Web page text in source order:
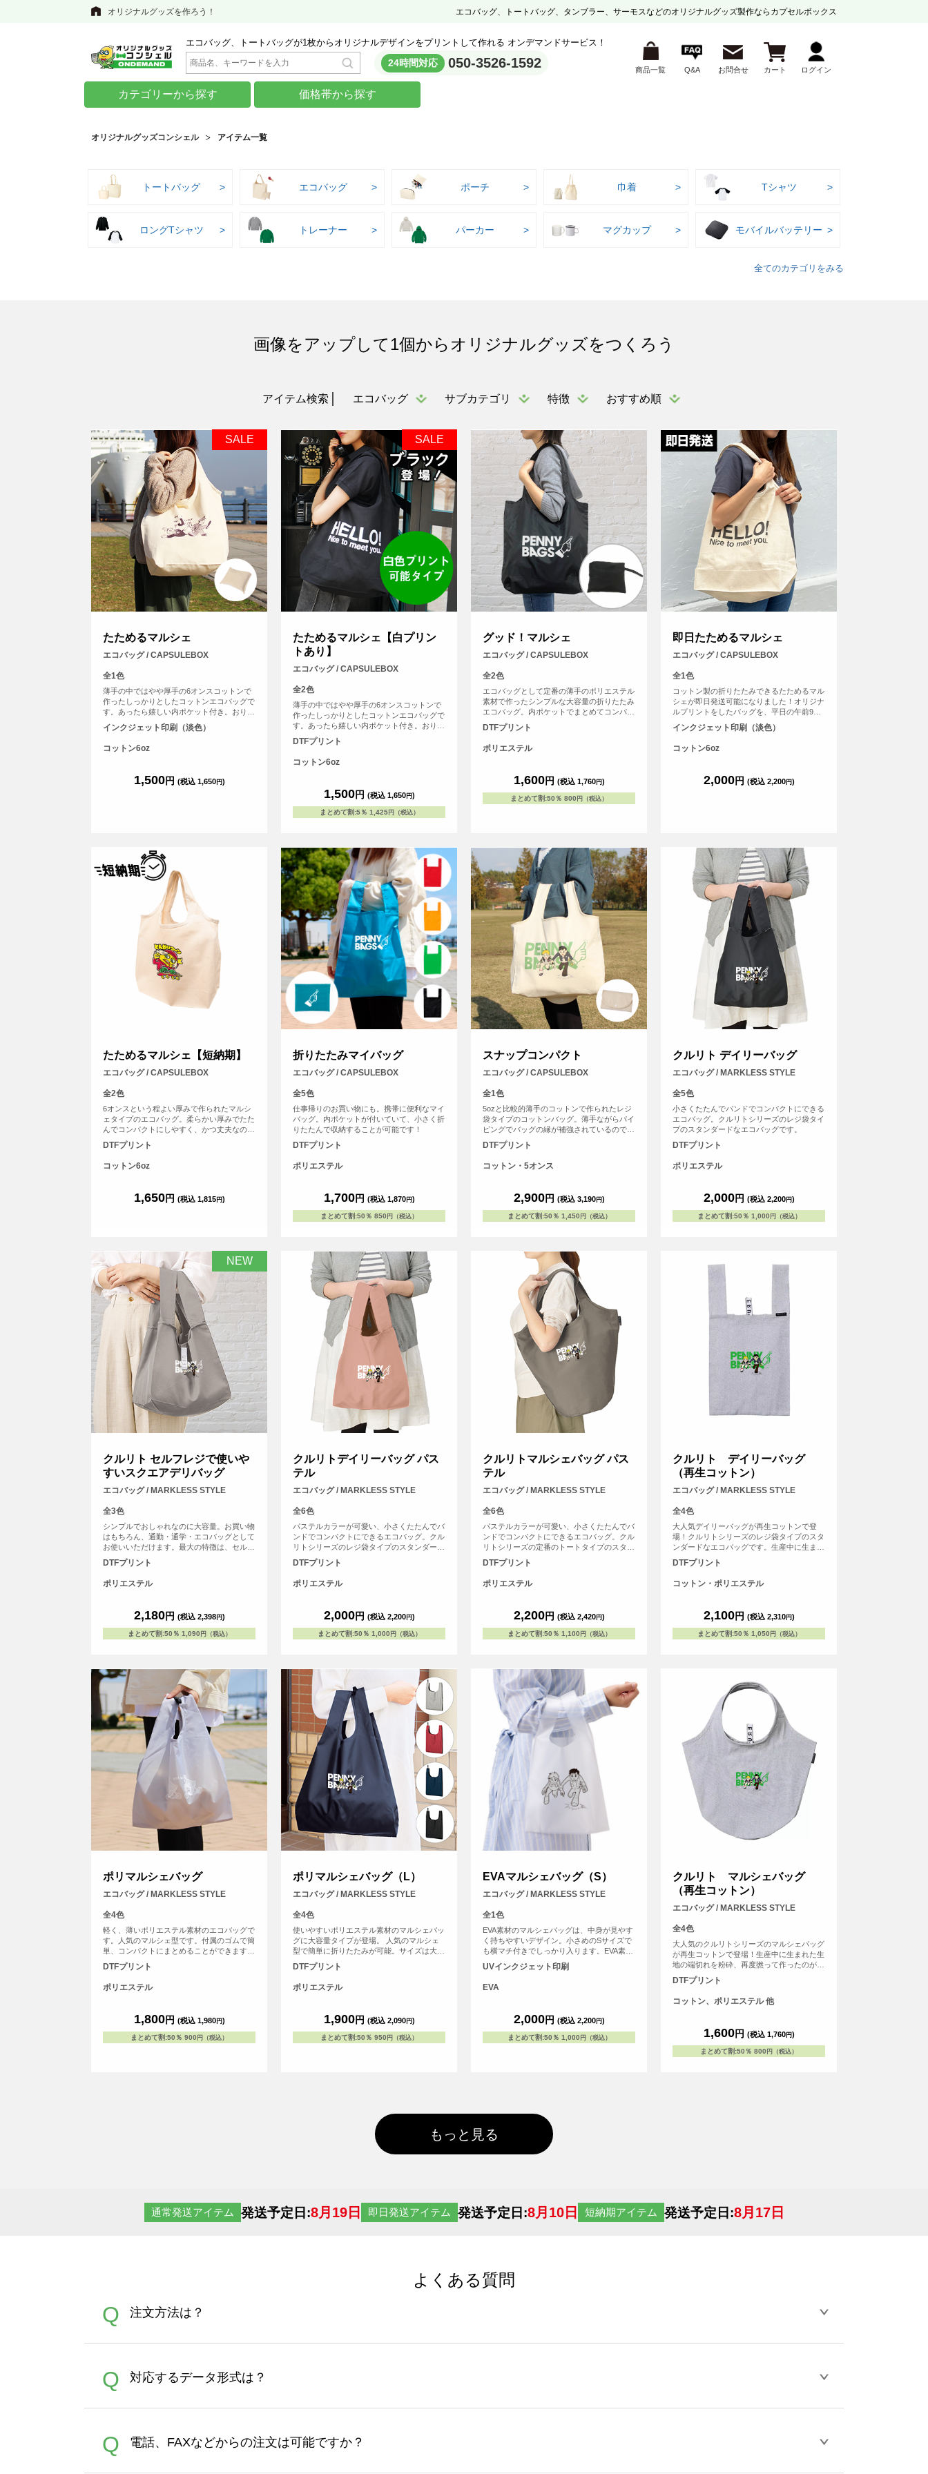
オリジナルグッズを作ろう！ エコバッグ、トートバッグ、タンブラー、サーモスなどのオリジナルグッズ製作ならカプセルボックス
エコバッグ、トートバッグが1枚からオリジナルデザインをプリントして作れる オンデマンドサービス！
24時間対応 050-3526-1592 商品一覧 Q&A お問合せ カート ログイン
カテゴリーから探す 価格帯から探す
オリジナルグッズコンシェル アイテム一覧
トートバッグ エコバッグ ポーチ 巾着 Tシャツ
ロングTシャツ トレーナー パーカー マグカップ モバイルバッテリー
全てのカテゴリをみる
画像をアップして1個からオリジナルグッズをつくろう
アイテム検索 エコバッグ サブカテゴリ 特徴 おすすめ順
SALE
たためるマルシェ
エコバッグ / CAPSULEBOX
全1色
薄手の中ではやや厚手の6オンスコットンで
作ったしっかりとしたコットンエコバッグで
す。あったら嬉しい内ポケット付き。おりた
たんで内ポケットに入れればコンパクトにす
ることができます。パイピングもあり、とて
ルプリントして1枚からフルカラープリント
在庫しています）
インクジェット印刷（淡色）
コットン6oz
1,500円 (税込 1,650円)
SALE
たためるマルシェ【白プリン
トあり】
エコバッグ / CAPSULEBOX
全2色
薄手の中ではやや厚手の6オンスコットンで
作ったしっかりとしたコットンエコバッグで
す。あったら嬉しい内ポケット付き。おりた
たんで内ポケットに入れればコンパクトにす
ることができます。パイピングもあり、とて
ルプリントして1枚からフルカラープリント
在庫しています）
DTFプリント
コットン6oz
1,500円 (税込 1,650円)
まとめて割:5％ 1,425円（税込）
グッド！マルシェ
エコバッグ / CAPSULEBOX
全2色
エコバッグとして定番の薄手のポリエステル
素材で作ったシンプルな大容量の折りたたみ
エコバッグ。内ポケットでまとめてコンパク
トに収納が可能で、ポリエステル素材のため
軽量で折りたたみやすくバッグの中でかさば
らないため人気の高いエコバッグです。
DTFプリント
ポリエステル
1,600円 (税込 1,760円)
まとめて割:50％ 800 円（税込）
即日たためるマルシェ
エコバッグ / CAPSULEBOX
全1色
コットン製の折りたたみできるたためるマル
シェが即日発送可能になりました！オリジナ
ルプリントをしたバッグを、平日の午前9時
までにご注文（決済完了）で、その日に発送
する超短納期サービスです！急なイベント、
い時に便利！もちろんフルカラープリントし
インクジェット印刷（淡色）
コットン6oz
2,000円 (税込 2,200円)
たためるマルシェ【短納期】
エコバッグ / CAPSULEBOX
全2色
6オンスという程よい厚みで作られたマルシ
ェタイプのエコバッグ。柔らかい厚みでたた
んでコンパクトにしやすく、かつ丈夫なので
普段のお買い物のエコバッグとして◎通常4
営業日発送のところを2営業日発送に短縮で
DTFプリント
コットン6oz
1,650円 (税込 1,815円)
折りたたみマイバッグ
エコバッグ / CAPSULEBOX
全5色
仕事帰りのお買い物にも。携帯に便利なマイ
バッグ。内ポケットが付いていて、小さく折
りたたんで収納することが可能です！
DTFプリント
ポリエステル
1,700円 (税込 1,870円)
まとめて割:50％ 850 円（税込）
スナップコンパクト
エコバッグ / CAPSULEBOX
全1色
5ozと比較的薄手のコットンで作られたレジ
袋タイプのコットンバッグ。薄手ながらパイ
ピングでバッグの縁が補強されているので大
きさに見合った容量がしっかりと収まりま
す。左右から折りたたみ、裏面に付いたベロ
ンパクトに収納できる機能的なエコバッグで
DTFプリント
コットン・5オンス
2,900円 (税込 3,190円)
まとめて割:50％ 1,450 円（税込）
クルリト デイリーバッグ
エコバッグ / MARKLESS STYLE
全5色
小さくたたんでバンドでコンパクトにできる
エコバッグ。クルリトシリーズのレジ袋タイ
プのスタンダードなエコバッグです。
DTFプリント
ポリエステル
2,000円 (税込 2,200円)
まとめて割:50％ 1,000 円（税込）
NEW
クルリト セルフレジで使いや
すいスクエアデリバッグ
エコバッグ / MARKLESS STYLE
全3色
シンプルでおしゃれなのに大容量。お買い物
はもちろん、通勤・通学・エコバッグとして
お使いいただけます。最大の特徴は、セルフ
レジでのパッキング作業を劇的にスムーズに
するダブルフック構造。レジのバーに合わせ
て掛け方を変えられるため、常に最適な高さ
でバッグを固定できます。しっかりとした素
をサポート。<br> 「使いやすさ」と「長く
使える安心感」を論理的に追求した、次世代
のエコバッグです。<br> ※お客様の閲覧環
DTFプリント
ポリエステル
2,180円 (税込 2,398円)
まとめて割:50％ 1,090 円（税込）
クルリトデイリーバッグ パス
テル
エコバッグ / MARKLESS STYLE
全6色
パステルカラーが可愛い、小さくたたんでバ
ンドでコンパクトにできるエコバッグ。クル
リトシリーズのレジ袋タイプのスタンダード
なエコバッグです。
DTFプリント
ポリエステル
2,000円 (税込 2,200円)
まとめて割:50％ 1,000 円（税込）
クルリトマルシェバッグ パス
テル
エコバッグ / MARKLESS STYLE
全6色
パステルカラーが可愛い、小さくたたんでバ
ンドでコンパクトにできるエコバッグ。クル
リトシリーズの定番のトートタイプのスタン
ダードなエコバッグです。
DTFプリント
ポリエステル
2,200円 (税込 2,420円)
まとめて割:50％ 1,100 円（税込）
クルリト デイリーバッグ
（再生コットン）
エコバッグ / MARKLESS STYLE
全4色
大人気デイリーバッグが再生コットンで登
場！クルリトシリーズのレジ袋タイプのスタ
ンダードなエコバッグです。生産中に生まれ
た生地の端切れを粉砕、再度撚って作ったの
が再生コットン糸です。 廃棄を生み出さな
い点に加え、既に色が付いた綿くずから作る
ので染色する必要もなく、 CO2 の削減・水
ンをプリントしてオリジナルエコバッグを作
ろう！横マチ付きなので、お弁当などの平置
きもできるタイプです。
DTFプリント
コットン・ポリエステル
2,100円 (税込 2,310円)
まとめて割:50％ 1,050 円（税込）
ポリマルシェバッグ
エコバッグ / MARKLESS STYLE
全4色
軽く、薄いポリエステル素材のエコバッグで
す。人気のマルシェ型です。付属のゴムで簡
単、コンパクトにまとめることができます。
大ロットや、販促・ノベルティとしても人気
を集めているエコバッグです。
DTFプリント
ポリエステル
1,800円 (税込 1,980円)
まとめて割:50％ 900 円（税込）
ポリマルシェバッグ（L）
エコバッグ / MARKLESS STYLE
全4色
使いやすいポリエステル素材のマルシェバッ
グに大容量タイプが登場。 人気のマルシェ
型で簡単に折りたたみが可能。サイズは大き
目大容量のため、スーパーなどの買い込み時
にも使いやすいです。また、折りたたんでコ
ンパクトになるので荷物が多いときなどのサ
ブバッグにもおすすめ！ ポリエステル素材
DTFプリント
ポリエステル
1,900円 (税込 2,090円)
まとめて割:50％ 950 円（税込）
EVAマルシェバッグ（S）
エコバッグ / MARKLESS STYLE
全1色
EVA素材のマルシェバッグは、中身が見やす
く持ちやすいデザイン。小さめのSサイズで
も横マチ付きでしっかり入ります。EVA素材
は耐水性や耐紫外線性があり、塩素を含まず
焼却してもダイオキシンが発生しないため、
UVインクジェット印刷
EVA
2,000円 (税込 2,200円)
まとめて割:50％ 1,000 円（税込）
クルリト マルシェバッグ
（再生コットン）
エコバッグ / MARKLESS STYLE
全4色
大人気のクルリトシリーズのマルシェバッグ
が再生コットンで登場！生産中に生まれた生
地の端切れを粉砕、再度撚って作ったのが再
生コットン糸です。 廃棄を生み出さない点
に加え、既に色が付いた綿くずから作るので
染色する必要もなく、 CO2 の削減・水の節
約にもなる環境に優しい素材です。カラーバ
DTFプリント
コットン、ポリエステル 他
1,600円 (税込 1,760円)
まとめて割:50％ 800 円（税込）
もっと見る
通常発送アイテム 発送予定日:8月19日 即日発送アイテム 発送予定日:8月10日 短納期アイテム 発送予定日:8月17日
よくある質問
Q 注文方法は？
A
す。 30枚以上やシルク印刷など、大口注文の場合は、サポートが担当する
さい。製作する数量が多ければ多いほど、オンデマンドサービスよりも低価格で製作することが可能です。
Q 対応するデータ形式は？
A
ズは、20MBです。デジカメやスマホで撮影した写真などもアップロード可能です。使用できない画像はエラーになります。（※
Illustratorからの直接入稿には対応していません。AIで保存し、デザインツールからアップロードして下さい）
Q 電話、FAXなどからの注文は可能ですか？